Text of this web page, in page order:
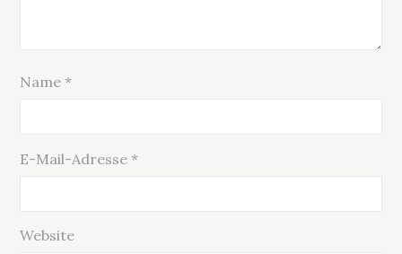
Name *
E-Mail-Adresse *
Website